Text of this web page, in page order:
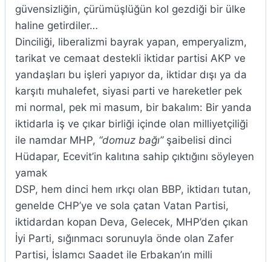
güvensizliğin, çürümüşlüğün kol gezdiği bir ülke
haline getirdiler…
Dinciliği, liberalizmi bayrak yapan, emperyalizm,
tarikat ve cemaat destekli iktidar partisi AKP ve
yandaşları bu işleri yapıyor da, iktidar dışı ya da
karşıtı muhalefet, siyasi parti ve hareketler pek
mi normal, pek mi masum, bir bakalım: Bir yanda
iktidarla iş ve çıkar birliği içinde olan milliyetçiliği
ile namdar MHP, “domuz bağı”şaibelisi dinci
Hüdapar, Ecevit’in kalıtına sahip çıktığını söyleyen
yamak
DSP, hem dinci hem ırkçı olan BBP, iktidarı tutan,
genelde CHP’ye ve sola çatan Vatan Partisi,
iktidardan kopan Deva, Gelecek, MHP’den çıkan
İyi Parti, sığınmacı sorunuyla önde olan Zafer
Partisi, İslamcı Saadet ile Erbakan’ın milli